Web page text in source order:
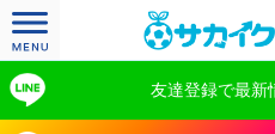
友達登録で最新